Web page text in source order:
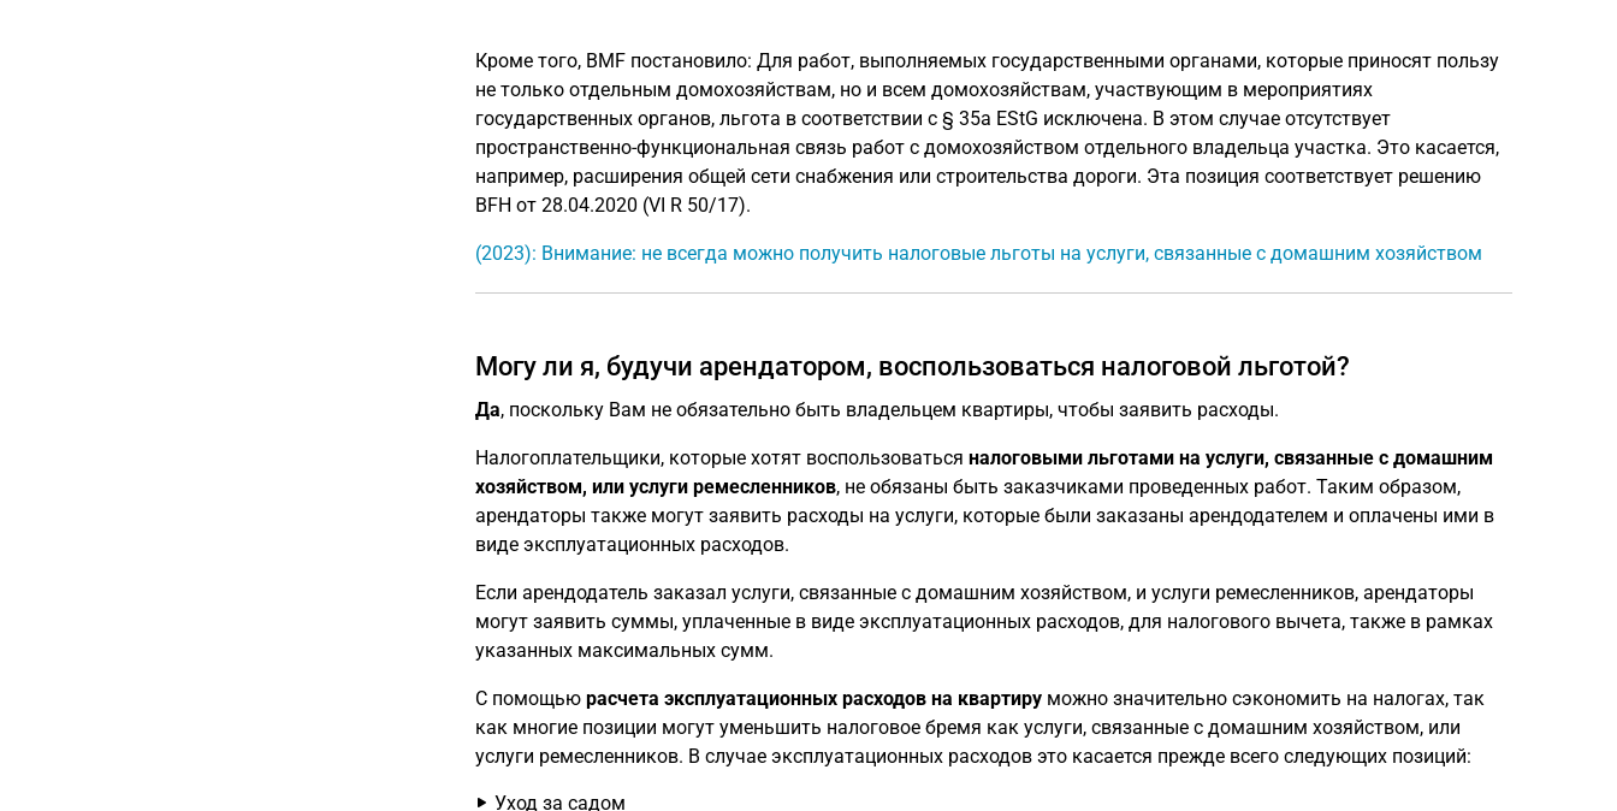
Кроме того, BMF постановило: Для работ, выполняемых государственными органами, которые приносят пользу
не только отдельным домохозяйствам, но и всем домохозяйствам, участвующим в мероприятиях
государственных органов, льгота в соответствии с § 35a EStG исключена. В этом случае отсутствует
пространственно-функциональная связь работ с домохозяйством отдельного владельца участка. Это касается,
например, расширения общей сети снабжения или строительства дороги. Эта позиция соответствует решению
BFH от 28.04.2020 (VI R 50/17).
(2023): Внимание: не всегда можно получить налоговые льготы на услуги, связанные с домашним хозяйством
Могу ли я, будучи арендатором, воспользоваться налоговой льготой?
Да, поскольку Вам не обязательно быть владельцем квартиры, чтобы заявить расходы.
Налогоплательщики, которые хотят воспользоваться налоговыми льготами на услуги, связанные с домашним
хозяйством, или услуги ремесленников, не обязаны быть заказчиками проведенных работ. Таким образом,
арендаторы также могут заявить расходы на услуги, которые были заказаны арендодателем и оплачены ими в
виде эксплуатационных расходов.
Если арендодатель заказал услуги, связанные с домашним хозяйством, и услуги ремесленников, арендаторы
могут заявить суммы, уплаченные в виде эксплуатационных расходов, для налогового вычета, также в рамках
указанных максимальных сумм.
С помощью расчета эксплуатационных расходов на квартируможно значительно сэкономить на налогах, так
как многие позиции могут уменьшить налоговое бремя как услуги, связанные с домашним хозяйством, или
услуги ремесленников. В случае эксплуатационных расходов это касается прежде всего следующих позиций:
Уход за садом